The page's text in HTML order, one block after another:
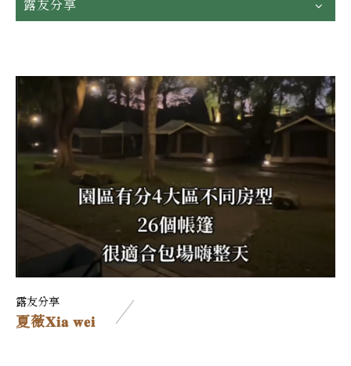
露友分享
露友分享
夏薇𝐗𝐢𝐚 𝐰𝐞𝐢